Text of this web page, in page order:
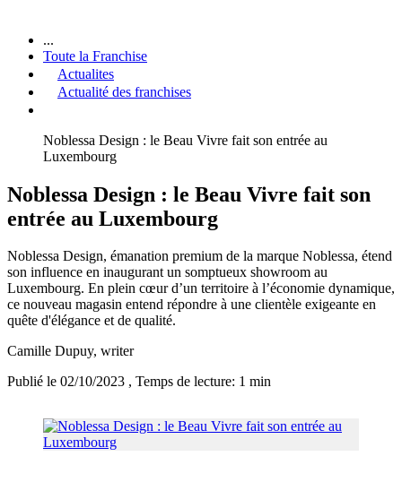
...
Toute la Franchise
Actualites
Actualité des franchises
Noblessa Design : le Beau Vivre fait son entrée au
Luxembourg
Noblessa Design : le Beau Vivre fait son
entrée au Luxembourg
Noblessa Design, émanation premium de la marque Noblessa, étend
son influence en inaugurant un somptueux showroom au
Luxembourg. En plein cœur d’un territoire à l’économie dynamique,
ce nouveau magasin entend répondre à une clientèle exigeante en
quête d'élégance et de qualité.
Camille Dupuy, writer
Publié le 02/10/2023 , Temps de lecture: 1 min